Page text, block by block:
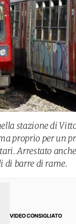
stazione di
proprio per un
Arrestato
di barre di rame.
VIDEO CONSIGLIATO